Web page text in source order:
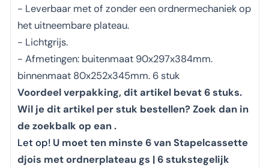
- Leverbaar met of zonder een ordnermechaniek op
het uitneembare plateau.
- Lichtgrijs.
- Afmetingen: buitenmaat 90x297x384mm.
binnenmaat 80x252x345mm. 6 stuk
Voordeel verpakking, dit artikel bevat 6 stuks.
Wil je dit artikel per stuk bestellen? Zoek dan in
de zoekbalk op ean .
Let op!U moet ten minste 6 van Stapelcassette
djois met ordnerplateau gs | 6 stukstegelijk